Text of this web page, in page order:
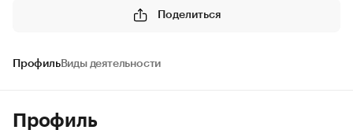
Поделиться
ПрофильВиды деятельности
Профиль